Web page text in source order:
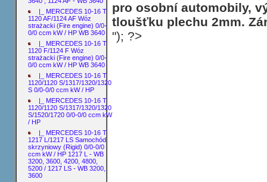
|_ MERCEDES 10-16 T
1120 AF/1124 AF Wóz
strażacki (Fire engine) 0/0-
0/0 ccm kW / HP WB 3640
|_ MERCEDES 10-16 T
1120 F/1124 F Wóz
strażacki (Fire engine) 0/0-
0/0 ccm kW / HP WB 3640
|_ MERCEDES 10-16 T
1120/1120 S/1317/1320/1320
S 0/0-0/0 ccm kW / HP
|_ MERCEDES 10-16 T
1120/1120 S/1317/1320/1320
S/1520/1720 0/0-0/0 ccm kW
/ HP
|_ MERCEDES 10-16 T
1217 L/1217 LS Samochód
skrzyniowy (Rigid) 0/0-0/0
ccm kW / HP 1217 L - WB
3200, 3600, 4200, 4800,
5200 / 1217 LS - WB 3200,
3600
pro osobní automobily,
tloušťku plechu 2mm.
"); ?>